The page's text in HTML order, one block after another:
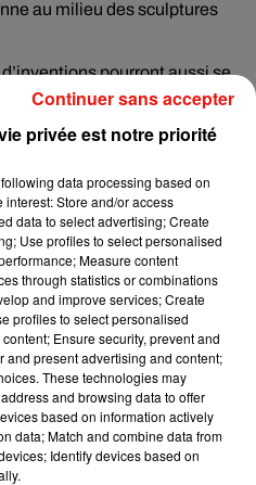
au milieu des sculptures
pourront aussi se
pour une soirée au
qui ont marqué l’histoire, de
anciennes machines
les découvertes, le
Musée
encore laCité de
des animations
pendant toute la soirée.
Nuit européenne des musées
vous culturels les plus
l’évènement transforme
musée à ciel ouvert,
artistiques et
privée est notre priorité
data processing based on
Store and/or access
data to select advertising; Create
Use profiles to select personalised
Measure content
through statistics or combinations
and improve services; Create
profiles to select personalised
Ensure security, prevent and
and present advertising and content;
These technologies may
and browsing data to offer
based on information actively
data; Match and combine data from
Identify devices based on
Continuer sans accepter